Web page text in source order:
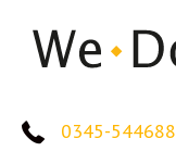
0345-544688